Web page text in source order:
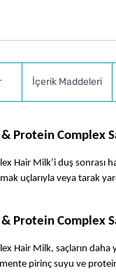
İçerik Maddeleri
Protein Complex
Hair Milk’i duş sonrası
uçlarıyla veya tarak
Protein Complex
Hair Milk, saçların
pirinç suyu ve